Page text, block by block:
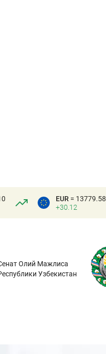
EUR = 13779.58
+30.12
Олий Мажлиса
Узбекистан